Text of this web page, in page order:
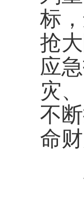
标
抢
应
灾
不
命
副